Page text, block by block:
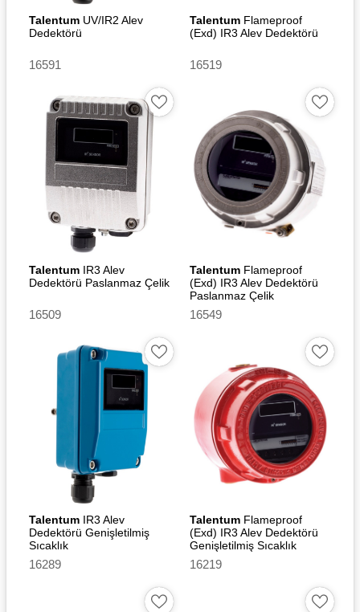
Talentum UV/IR2 Alev
Dedektörü
16591
Talentum Flameproof
(Exd) IR3 Alev Dedektörü
16519
Talentum IR3 Alev
Dedektörü Paslanmaz Çelik
16509
Talentum Flameproof
(Exd) IR3 Alev Dedektörü
Paslanmaz Çelik
16549
Talentum IR3 Alev
Dedektörü Genişletilmiş
Sıcaklık
16289
Talentum Flameproof
(Exd) IR3 Alev Dedektörü
Genişletilmiş Sıcaklık
16219